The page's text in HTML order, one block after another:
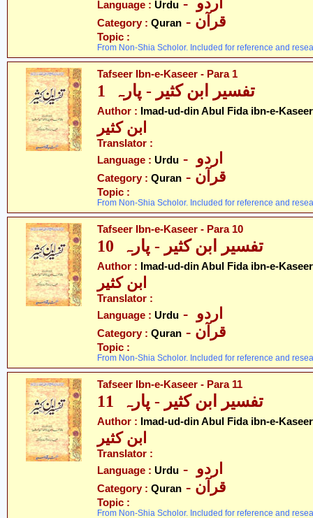
Language : Urdu
Category : Quran - قرآن
Topic :
From Non-Shia Scholor. Included for reference and
Tafseer Ibn-e-Kaseer - Para 1
تفسیر ابن کثیر - پارہ 1
Author : Imad-ud-din Abul Fida ibn-e-Kaseer
ابن کثیر
Translator :
Language : Urdu
Category : Quran - قرآن
Topic :
From Non-Shia Scholor. Included for reference and
Tafseer Ibn-e-Kaseer - Para 10
تفسیر ابن کثیر - پارہ 10
Author : Imad-ud-din Abul Fida ibn-e-Kaseer
ابن کثیر
Translator :
Language : Urdu
Category : Quran - قرآن
Topic :
From Non-Shia Scholor. Included for reference and
Tafseer Ibn-e-Kaseer - Para 11
تفسیر ابن کثیر - پارہ 11
Author : Imad-ud-din Abul Fida ibn-e-Kaseer
ابن کثیر
Translator :
Language : Urdu
Category : Quran - قرآن
Topic :
From Non-Shia Scholor. Included for reference and